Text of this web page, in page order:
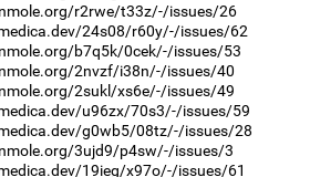
r2rwe/t33z/-/issues/26
24s08/r60y/-/issues/62
b7q5k/0cek/-/issues/53
2nvzf/i38n/-/issues/40
2sukl/xs6e/-/issues/49
u96zx/70s3/-/issues/59
g0wb5/08tz/-/issues/28
3ujd9/p4sw/-/issues/3
19ieg/x97o/-/issues/61